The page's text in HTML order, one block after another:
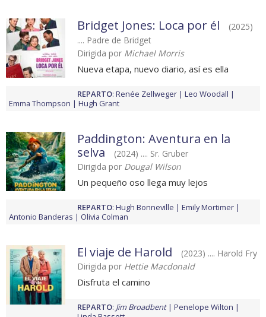
Bridget Jones: Loca por él
(2025)
.... Padre de Bridget
Dirigida por Michael Morris
Nueva etapa, nuevo diario, así es ella
REPARTO: Renée Zellweger
Leo Woodall
Emma Thompson
Hugh Grant
Paddington: Aventura en la
selva
(2024) .... Sr. Gruber
Dirigida por Dougal Wilson
Un pequeño oso llega muy lejos
REPARTO: Hugh Bonneville
Emily Mortimer
Antonio Banderas
Olivia Colman
El viaje de Harold
(2023) .... Harold Fry
Dirigida por Hettie Macdonald
Disfruta el camino
REPARTO: Jim Broadbent
Penelope Wilton